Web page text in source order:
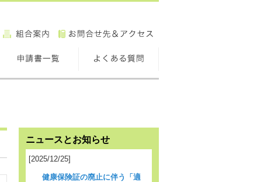
ニュースとお知らせ
[2025/12/25]
健康保険証の廃止に伴う「適